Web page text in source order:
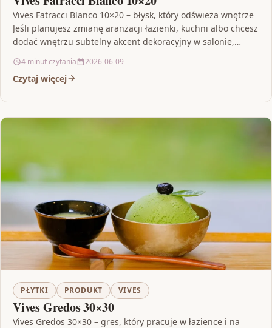
Vives Fatracci Blanco 10×20 – błysk, który odświeża wnętrze
Jeśli planujesz zmianę aranżacji łazienki, kuchni albo chcesz
dodać wnętrzu subtelny akcent dekoracyjny w salonie,…
4 minut czytania 2026-06-09
Czytaj więcej
PŁYTKI PRODUKT VIVES
Vives Gredos 30×30
Vives Gredos 30×30 – gres, który pracuje w łazience i na